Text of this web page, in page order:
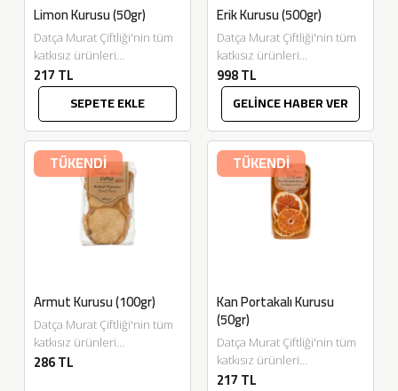
Limon Kurusu (50gr)
Datça Murat Çiftliği'nin tüm
katkısız ürünleri
Eskitadında.com'da.
Adana'dan gelen limon
kurularımızı aroma, renk
veya koku verici olarak
kullanabileceğiniz...
217 TL
SEPETE EKLE
Erik Kurusu (500gr)
Datça Murat Çiftliği'nin tüm
katkısız ürünleri
Eskitadında.com'da. Afyon
bölgesinin atalık
ağaçlarından hasat edilen
eriklerden geleneksel
yöntemlerle kurutularak
elde...
998 TL
GELİNCE HABER VER
TÜKENDİ
Armut Kurusu (100gr)
Datça Murat Çiftliği'nin tüm
katkısız ürünleri
Eskitadında.com'da. Armut
286 TL
TÜKENDİ
Kan Portakalı Kurusu
(50gr)
Datça Murat Çiftliği'nin tüm
katkısız ürünleri
Eskitadında.com'da.
217 TL